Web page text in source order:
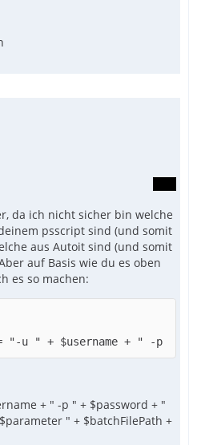
da ich nicht sicher bin welche
psscript sind (und somit
aus Autoit sind (und somit
auf Basis wie du es oben
es so machen:
= "-u " + $username + " -p "
+ " -p " + $password + "
" + $batchFilePath +